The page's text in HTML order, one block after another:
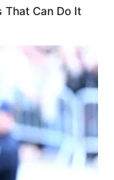
That Can Do It